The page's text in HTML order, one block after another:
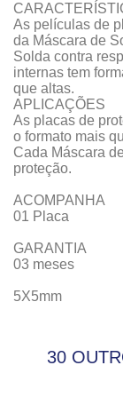
As películas de
da Máscara de
Solda contra
internas tem
que altas.
APLICAÇÕES
As placas de
o formato mais
Cada Máscara
proteção.
ACOMPANHA
01 Placa
GARANTIA
03 meses
5X5mm
30